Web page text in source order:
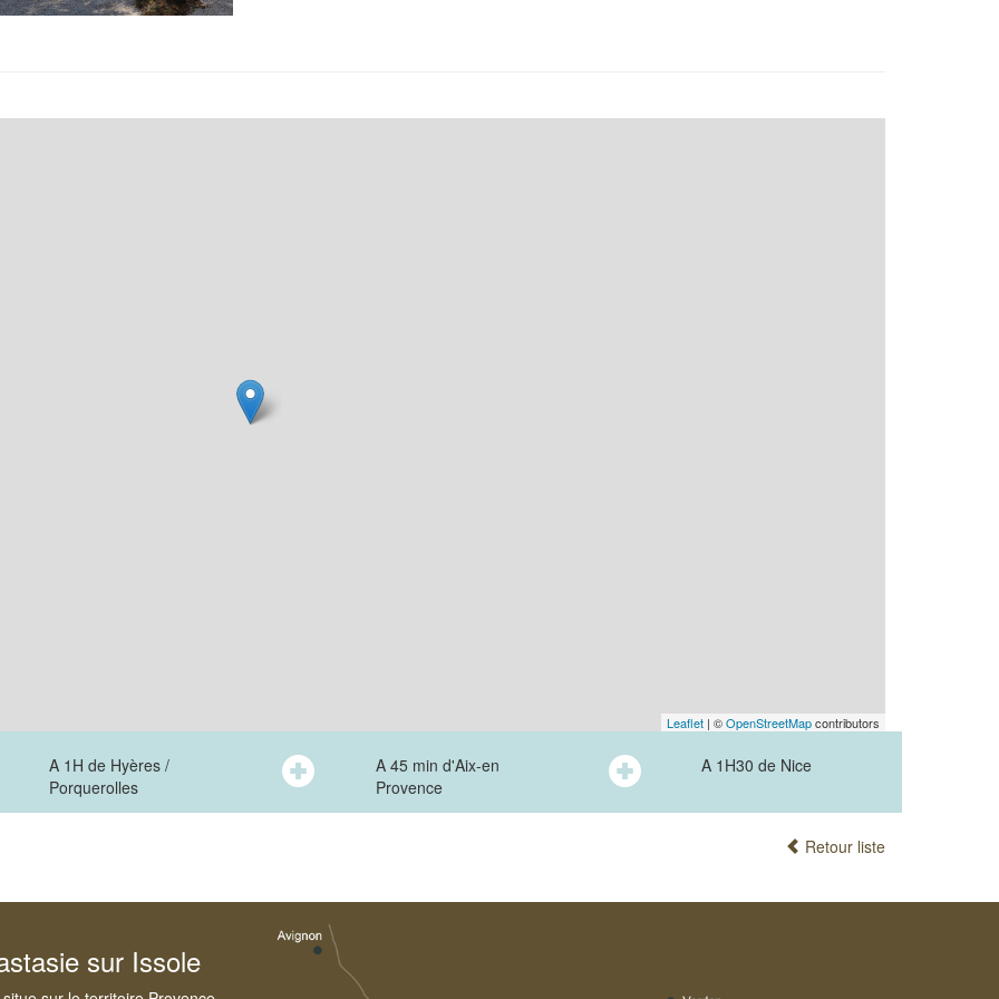
Leaflet | ©OpenStreetMapcontributors
A 1H de Hyères /
Porquerolles
A 45 min d'Aix-en
Provence
A 1H30 de Nice
Retour liste
sur Issole